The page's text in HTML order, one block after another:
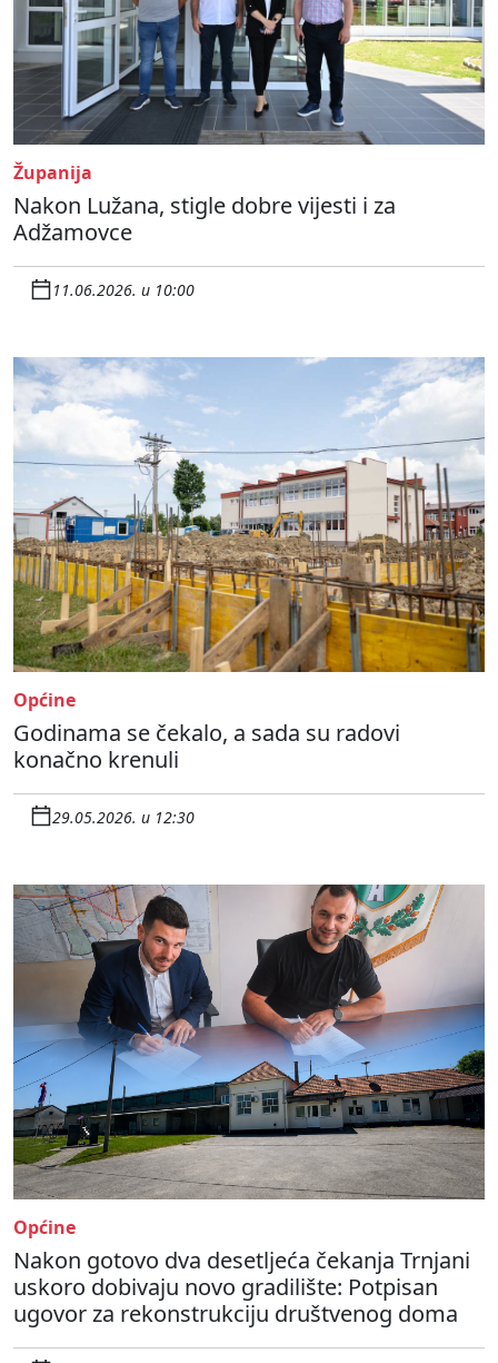
Županija
Nakon Lužana, stigle dobre vijesti i za
Adžamovce
11.06.2026. u 10:00
Općine
Godinama se čekalo, a sada su radovi
konačno krenuli
29.05.2026. u 12:30
Općine
Nakon gotovo dva desetljeća čekanja Trnjani
uskoro dobivaju novo gradilište: Potpisan
ugovor za rekonstrukciju društvenog doma